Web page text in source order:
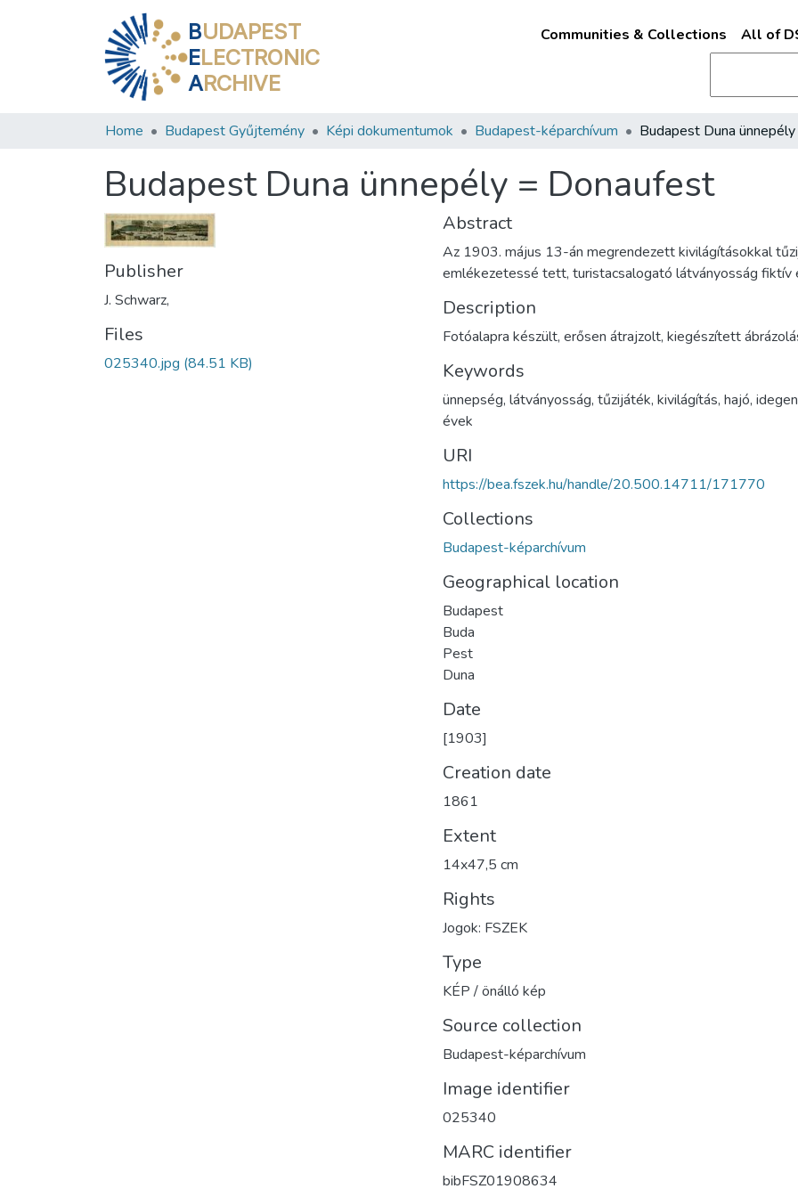
BUDAPEST
ELECTRONIC
ARCHIVE
Communities & Collections All of
Home Budapest Gyűjtemény Képi dokumentumok Budapest-képarchívum
Budapest Duna ünnepély = Donaufest
Publisher
J. Schwarz,
Files
025340.jpg (84.51 KB)
Abstract
Az 1903. május 13-án megrendezett kivilágításokkal
emlékezetessé tett, turistacsalogató látványosság fiktív
Description
Fotóalapra készült, erősen átrajzolt, kiegészített
Keywords
ünnepség, látványosság, tűzijáték, kivilágítás, hajó,
évek
URI
https://bea.fszek.hu/handle/20.500.14711/171770
Collections
Budapest-képarchívum
Geographical location
Budapest
Buda
Pest
Duna
Date
[1903]
Creation date
1861
Extent
14x47,5 cm
Rights
Jogok: FSZEK
Type
KÉP / önálló kép
Source collection
Budapest-képarchívum
Image identifier
025340
MARC identifier
bibFSZ01908634